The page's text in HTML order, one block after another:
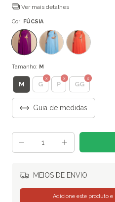
Ver mais detalhes
Cor: FÚCSIA
Tamanho: M
M G P GG
Guia de medidas
MEIOS DE ENVIO
Adicione este produto e